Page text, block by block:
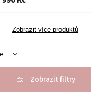
Zobrazit více produktů